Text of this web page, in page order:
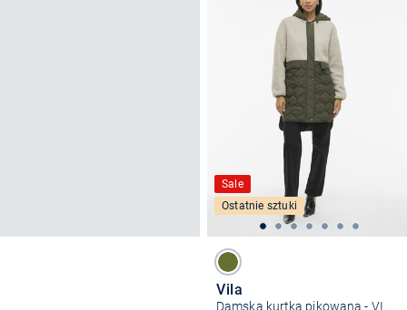
Sale
Ostatnie sztuki
Vila